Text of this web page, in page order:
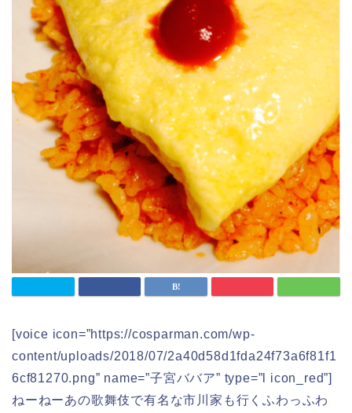
[voice icon=”https://cosparman.com/wp-
content/uploads/2018/07/2a40d58d1fda24f73a6f81f1
6cf81270.png” name=”子宮ババア” type=”l icon_red”]
ねーねーあの歌舞伎で有名な市川家も行くふわっふわ